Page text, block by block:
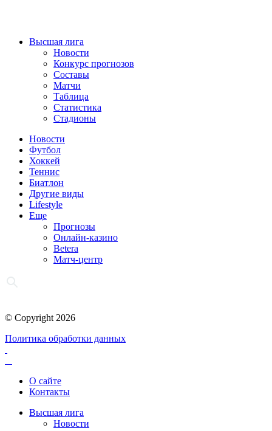
Высшая лига
Новости
Конкурс прогнозов
Составы
Матчи
Таблица
Статистика
Стадионы
Новости
Футбол
Хоккей
Теннис
Биатлон
Другие виды
Lifestyle
Еще
Прогнозы
Онлайн-казино
Betera
Матч-центр
© Copyright 2026
Политика обработки данных
О сайте
Контакты
Высшая лига
Новости